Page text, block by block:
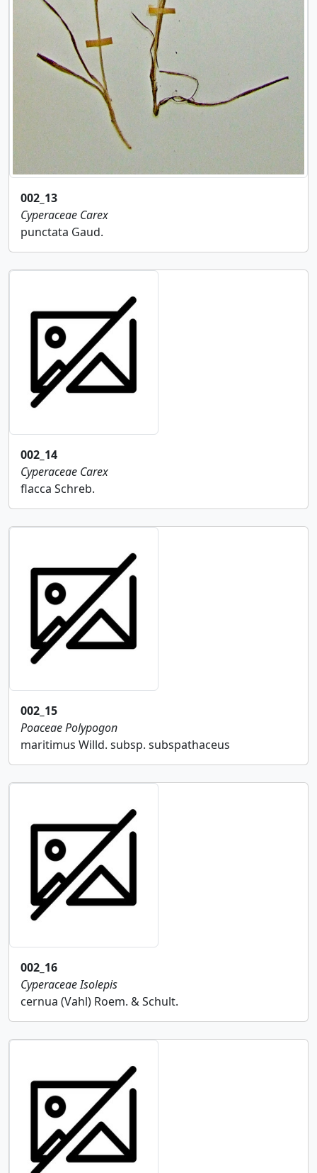
002_13
Cyperaceae Carex
punctata Gaud.
002_14
Cyperaceae Carex
flacca Schreb.
002_15
PoaceaePolypogon
maritimus Willd. subsp. subspathaceus
002_16
CyperaceaeIsolepis
cernua (Vahl) Roem. & Schult.